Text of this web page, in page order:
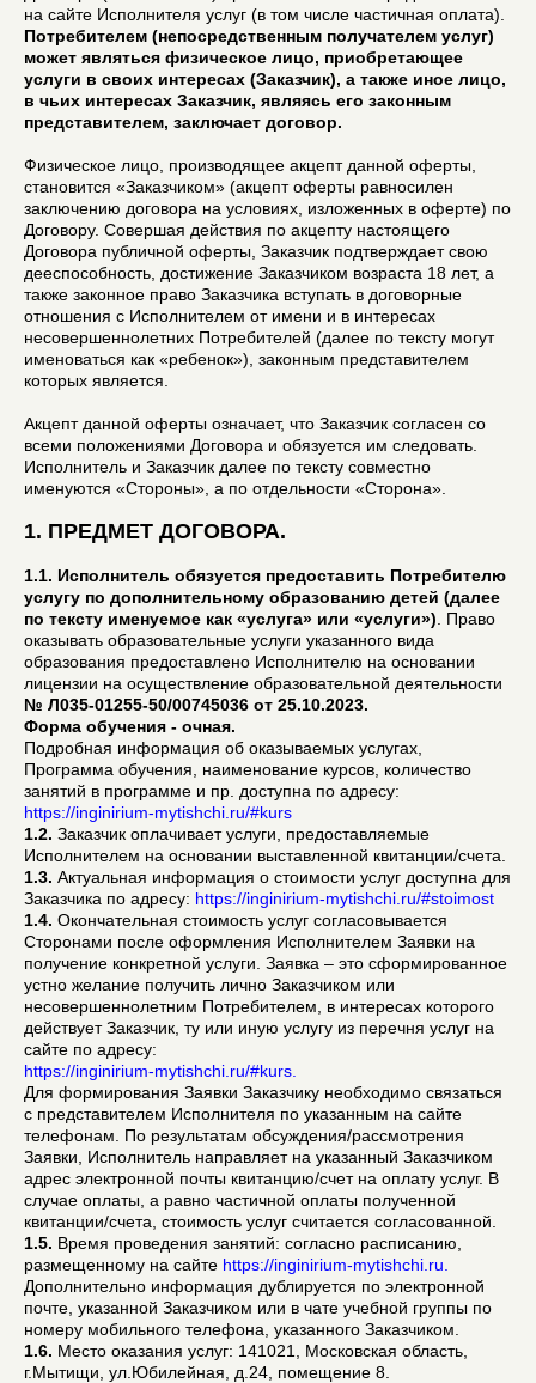
на сайте Исполнителя услуг (в том числе частичная оплата).
Потребителем (непосредственным получателем услуг)
может являться физическое лицо, приобретающее
услуги в своих интересах (Заказчик), а также иное лицо,
в чьих интересах Заказчик, являясь его законным
представителем, заключает договор.
Физическое лицо, производящее акцепт данной оферты,
становится «Заказчиком» (акцепт оферты равносилен
заключению договора на условиях, изложенных в оферте) по
Договору. Совершая действия по акцепту настоящего
Договора публичной оферты, Заказчик подтверждает свою
дееспособность, достижение Заказчиком возраста 18 лет, а
также законное право Заказчика вступать в договорные
отношения с Исполнителем от имени и в интересах
несовершеннолетних Потребителей (далее по тексту могут
именоваться как «ребенок»), законным представителем
которых является.
Акцепт данной оферты означает, что Заказчик согласен со
всеми положениями Договора и обязуется им следовать.
Исполнитель и Заказчик далее по тексту совместно
именуются «Стороны», а по отдельности «Сторона».
1. ПРЕДМЕТ ДОГОВОРА.
1.1. Исполнитель обязуется предоставить Потребителю
услугу по дополнительному образованию детей (далее
по тексту именуемое как «услуга» или «услуги») . Право
оказывать образовательные услуги указанного вида
образования предоставлено Исполнителю на основании
лицензии на осуществление образовательной деятельности
№ Л035-01255-50/00745036 от 25.10.2023.
Форма обучения - очная.
Подробная информация об оказываемых услугах,
Программа обучения, наименование курсов, количество
занятий в программе и пр. доступна по адресу:
https://inginirium-mytishchi.ru/#kurs
1.2. Заказчик оплачивает услуги, предоставляемые
Исполнителем на основании выставленной квитанции/счета.
1.3. Актуальная информация о стоимости услуг доступна для
Заказчика по адресу: https://inginirium-mytishchi.ru/#stoimost
1.4. Окончательная стоимость услуг согласовывается
Сторонами после оформления Исполнителем Заявки на
получение конкретной услуги. Заявка – это сформированное
устно желание получить лично Заказчиком или
несовершеннолетним Потребителем, в интересах которого
действует Заказчик, ту или иную услугу из перечня услуг на
сайте по адресу:
https://inginirium-mytishchi.ru/#kurs.
Для формирования Заявки Заказчику необходимо связаться
с представителем Исполнителя по указанным на сайте
телефонам. По результатам обсуждения/рассмотрения
Заявки, Исполнитель направляет на указанный Заказчиком
адрес электронной почты квитанцию/счет на оплату услуг. В
случае оплаты, а равно частичной оплаты полученной
квитанции/счета, стоимость услуг считается согласованной.
1.5. Время проведения занятий: согласно расписанию,
размещенному на сайте https://inginirium-mytishchi.ru.
Дополнительно информация дублируется по электронной
почте, указанной Заказчиком или в чате учебной группы по
номеру мобильного телефона, указанного Заказчиком.
1.6. Место оказания услуг: 141021, Московская область,
г.Мытищи, ул.Юбилейная, д.24, помещение 8.